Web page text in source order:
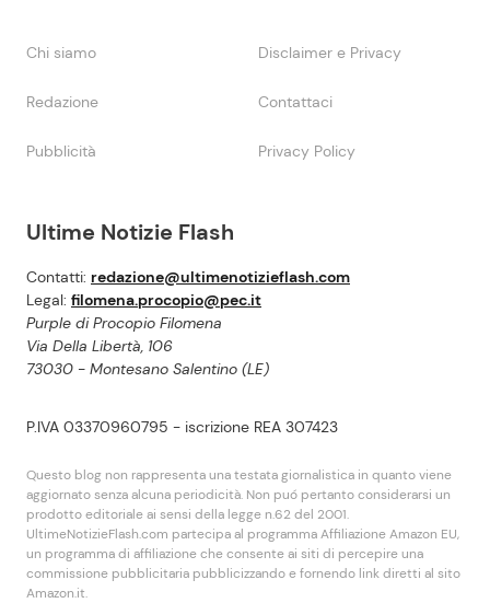
Ultime Notizie Flash
Contatti: redazione@ultimenotizieflash.com
Legal: filomena.procopio@pec.it
Purple di Procopio Filomena
Via Della Libertà, 106
73030 - Montesano Salentino (LE)
P.IVA 03370960795 - iscrizione REA 307423
Questo blog non rappresenta una testata giornalistica in quanto viene
aggiornato senza alcuna periodicità. Non puó pertanto considerarsi un
prodotto editoriale ai sensi della legge n.62 del 2001.
UltimeNotizieFlash.com partecipa al programma Affiliazione Amazon EU,
un programma di affiliazione che consente ai siti di percepire una
commissione pubblicitaria pubblicizzando e fornendo link diretti al sito
Amazon.it.
Chi siamo Disclaimer e Privacy
Redazione Contattaci
Pubblicità Privacy Policy